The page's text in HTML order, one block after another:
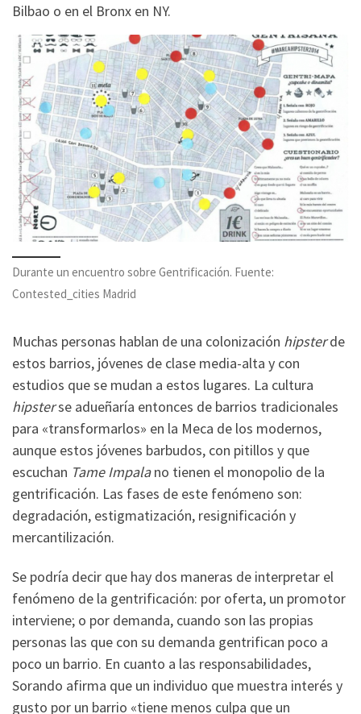
Bilbao o en el Bronx en NY.
Durante un encuentro sobre Gentrificación. Fuente:
Contested_cities Madrid
Muchas personas hablan de una colonización hipsterde
estos barrios, jóvenes de clase media-alta y con
estudios que se mudan a estos lugares. La cultura
hipsterse adueñaría entonces de barrios tradicionales
para «transformarlos» en la Meca de los modernos,
aunque estos jóvenes barbudos, con pitillos y que
escuchan Tame Impalano tienen el monopolio de la
gentrificación. Las fases de este fenómeno son:
degradación, estigmatización, resignificación y
mercantilización.
Se podría decir que hay dos maneras de interpretar el
fenómeno de la gentrificación: por oferta, un promotor
interviene; o por demanda, cuando son las propias
personas las que con su demanda gentrifican poco a
poco un barrio. En cuanto a las responsabilidades,
Sorando afirma que un individuo que muestra interés y
gusto por un barrio «tiene menos culpa que un